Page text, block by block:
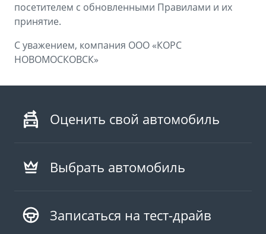
посетителем с обновленными Правилами и их
принятие.
С уважением, компания ООО «КОРС
НОВОМОСКОВСК»
Оценить свой автомобиль
Выбрать автомобиль
Записаться на тест-драйв